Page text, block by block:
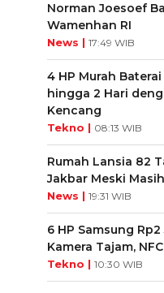
Norman Joesoef
Wamenhan RI
News | 17:49 WIB
4 HP Murah
hingga 2 Hari
Kencang
Tekno | 08:13 WIB
Rumah Lansia 82
Jakbar Meski
News | 19:31 WIB
6 HP Samsung
Kamera Tajam,
Tekno | 10:30 WIB